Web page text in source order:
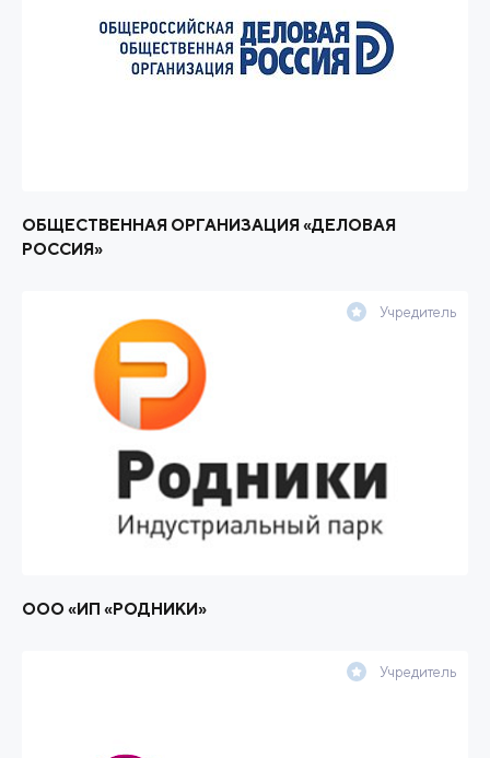
ОБЩЕСТВЕННАЯ ОРГАНИЗАЦИЯ «ДЕЛОВАЯ
РОССИЯ»
Учредитель
ООО «ИП «РОДНИКИ»
Учредитель